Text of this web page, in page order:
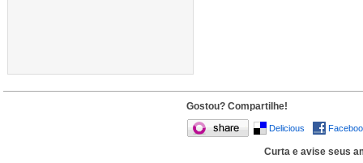
Gostou? Compartilhe!
Delicious
Curta e avise seus